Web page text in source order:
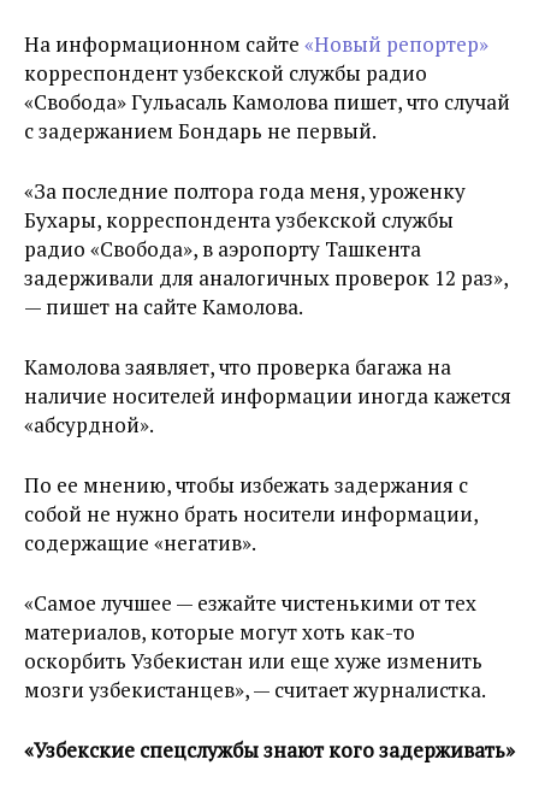
На информационном сайте «Новый репортер»
корреспондент узбекской службы радио
«Свобода» Гульасаль Камолова пишет, что случай
с задержанием Бондарь не первый.
«За последние полтора года меня, уроженку
Бухары, корреспондента узбекской службы
радио «Свобода», в аэропорту Ташкента
задерживали для аналогичных проверок 12 раз»,
— пишет на сайте Камолова.
Камолова заявляет, что проверка багажа на
наличие носителей информации иногда кажется
«абсурдной».
По ее мнению, чтобы избежать задержания с
собой не нужно брать носители информации,
содержащие «негатив».
«Самое лучшее — езжайте чистенькими от тех
материалов, которые могут хоть как-то
оскорбить Узбекистан или еще хуже изменить
мозги узбекистанцев», — считает журналистка.
«Узбекские спецслужбы знают кого задерживать»